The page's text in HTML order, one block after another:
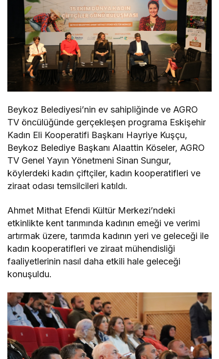
Beykoz Belediyesi’nin ev sahipliğinde ve AGRO
TV öncülüğünde gerçekleşen programa Eskişehir
Kadın Eli Kooperatifi Başkanı Hayriye Kuşçu,
Beykoz Belediye Başkanı Alaattin Köseler, AGRO
TV Genel Yayın Yönetmeni Sinan Sungur,
köylerdeki kadın çiftçiler, kadın kooperatifleri ve
ziraat odası temsilcileri katıldı.
Ahmet Mithat Efendi Kültür Merkezi’ndeki
etkinlikte kent tarımında kadının emeği ve verimi
artırmak üzere, tarımda kadının yeri ve geleceği ile
kadın kooperatifleri ve ziraat mühendisliği
faaliyetlerinin nasıl daha etkili hale geleceği
konuşuldu.